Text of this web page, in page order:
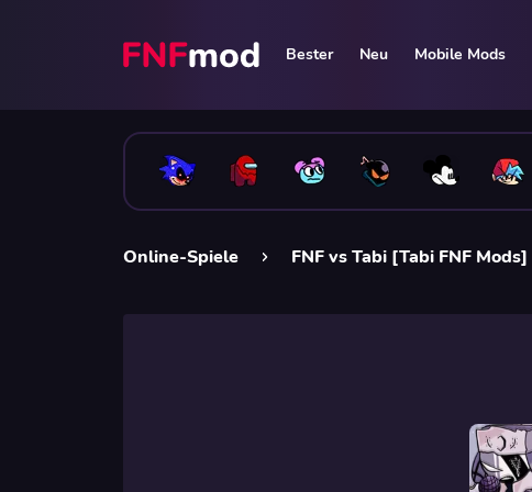
Bester Neu Mobile Mods
Online-Spiele FNF vs Tabi [Tabi FNF Mods]